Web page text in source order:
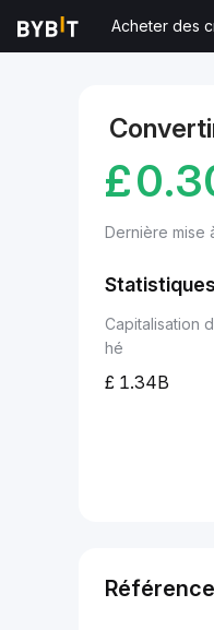
Acheter des
£
Dernière mise
Capitalisation
hé
1.34B
Référence